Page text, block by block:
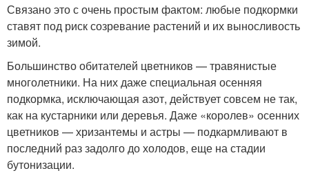
Связано это с очень простым фактом: любые подкормки
ставят под риск созревание растений и их выносливость
зимой.
Большинство обитателей цветников — травянистые
многолетники. На них даже специальная осенняя
подкормка, исключающая азот, действует совсем не так,
как на кустарники или деревья. Даже «королев» осенних
цветников — хризантемы и астры — подкармливают в
последний раз задолго до холодов, еще на стадии
бутонизации.